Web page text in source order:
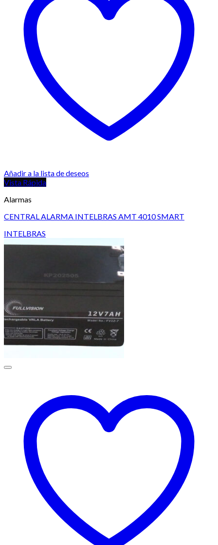
Añadir a la lista de deseos
Vista Rápida
Alarmas
CENTRAL ALARMA INTELBRAS AMT 4010 SMART
INTELBRAS